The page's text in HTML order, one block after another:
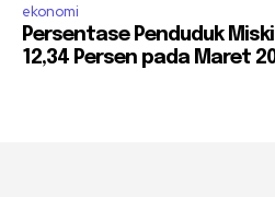
ekonomi
Persentase Penduduk
12,34 Persen pada Maret